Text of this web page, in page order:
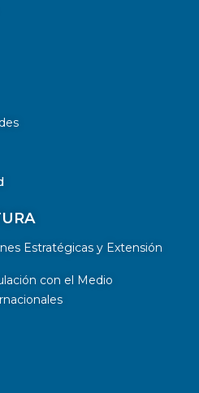
Estratégicas y Extensión
con el Medio